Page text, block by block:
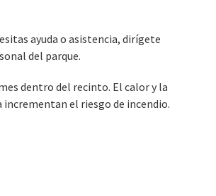
ayuda o asistencia, dirígete
del parque.
dentro del recinto. El calor y la
incrementan el riesgo de incendio.